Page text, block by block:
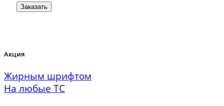
Заказать
Акция
Жирным шрифтом
На любые ТС